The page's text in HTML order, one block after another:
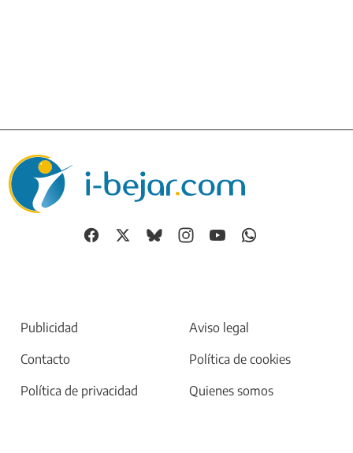
Publicidad
Aviso legal
Contacto
Política de cookies
Política de privacidad
Quienes somos